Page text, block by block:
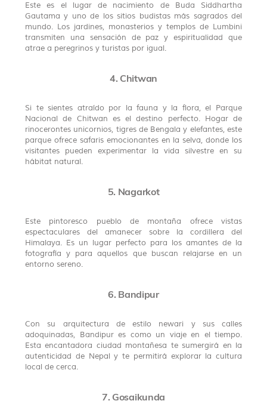
Este es el lugar de nacimiento de Buda Siddhartha
Gautama y uno de los sitios budistas más sagrados del
mundo. Los jardines, monasterios y templos de Lumbini
transmiten una sensación de paz y espiritualidad que
atrae a peregrinos y turistas por igual.
4. Chitwan
Si te sientes atraído por la fauna y la flora, el Parque
Nacional de Chitwan es el destino perfecto. Hogar de
rinocerontes unicornios, tigres de Bengala y elefantes, este
parque ofrece safaris emocionantes en la selva, donde los
visitantes pueden experimentar la vida silvestre en su
hábitat natural.
5. Nagarkot
Este pintoresco pueblo de montaña ofrece vistas
espectaculares del amanecer sobre la cordillera del
Himalaya. Es un lugar perfecto para los amantes de la
fotografía y para aquellos que buscan relajarse en un
entorno sereno.
6. Bandipur
Con su arquitectura de estilo newari y sus calles
adoquinadas, Bandipur es como un viaje en el tiempo.
Esta encantadora ciudad montañesa te sumergirá en la
autenticidad de Nepal y te permitirá explorar la cultura
local de cerca.
7. Gosaikunda